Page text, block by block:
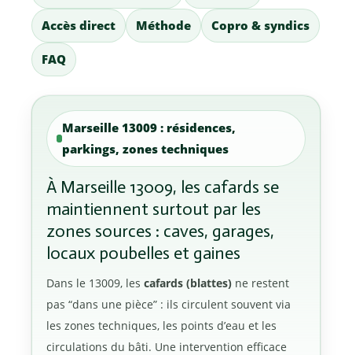
Accès direct Méthode Copro & syndics
FAQ
Marseille 13009 : résidences,
parkings, zones techniques
À Marseille 13009, les cafards se
maintiennent surtout par les
zones sources : caves, garages,
locaux poubelles et gaines
Dans le 13009, les cafards (blattes) ne restent
pas “dans une pièce” : ils circulent souvent via
les zones techniques, les points d’eau et les
circulations du bâti. Une intervention efficace